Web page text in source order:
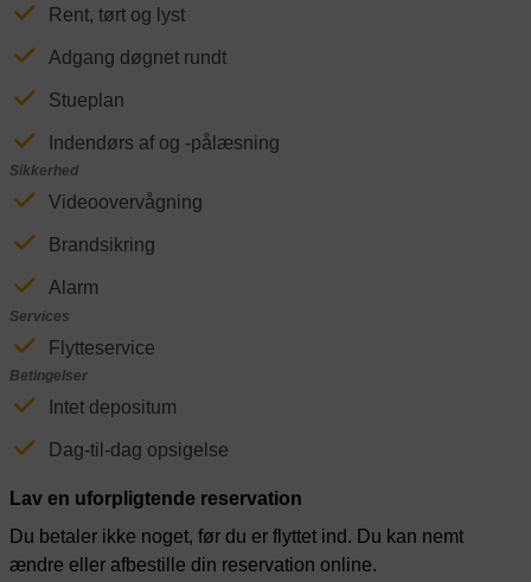
Rent, tørt og lyst
Adgang døgnet rundt
Stueplan
Indendørs af og -pålæsning
Sikkerhed
Videoovervågning
Brandsikring
Alarm
Services
Flytteservice
Betingelser
Intet depositum
Dag-til-dag opsigelse
Lav en uforpligtende reservation
Du betaler ikke noget, før du er flyttet ind. Du kan nemt
ændre eller afbestille din reservation online.